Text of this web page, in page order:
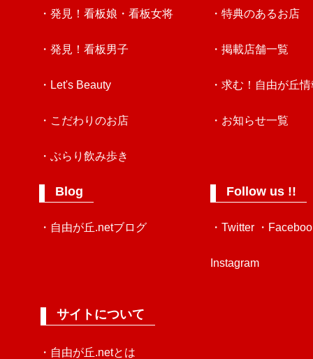
・発見！看板娘・看板女将
・発見！看板男子
・Let's Beauty
・こだわりのお店
・ぶらり飲み歩き
Blog
・自由が丘.netブログ
・特典のあるお店
・掲載店舗一覧
・求む！自由が丘
・お知らせ一覧
Follow us !!
・Twitter ・
Instagram
サイトについて
・自由が丘.netとは